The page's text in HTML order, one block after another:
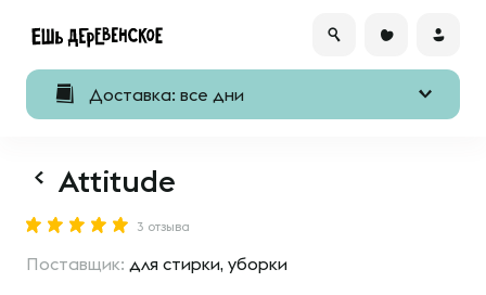
Доставка: все дни
Attitude
3 отзыва
Поставщик: для стирки, уборки